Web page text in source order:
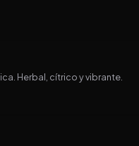
Herbal, cítrico y vibrante.